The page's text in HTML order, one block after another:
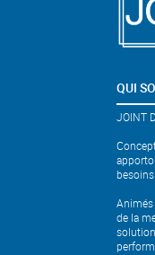
QUI
JOINT
Animés
de la